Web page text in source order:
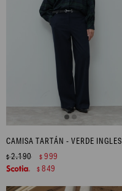
CAMISA TARTÁN - VERDE INGLES
$2.190 $ 999
$ 849